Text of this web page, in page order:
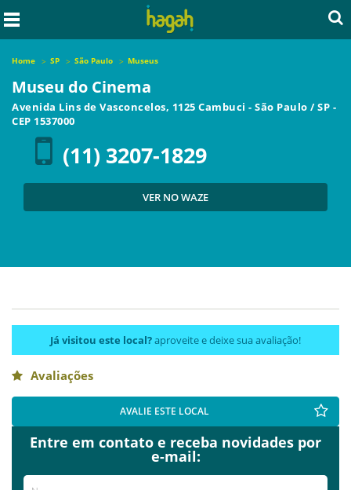
Home SP São Paulo Museus
Museu do Cinema
Avenida Lins de Vasconcelos, 1125 Cambuci - São Paulo /SP -
CEP 1537000
(11) 3207-1829
VER NO WAZE
Já visitou este local?aproveite e deixe sua avaliação!
Avaliações
AVALIE ESTE LOCAL
Entre em contato e receba novidades por
e-mail: